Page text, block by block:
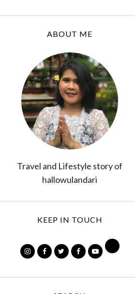
ABOUT ME
Travel and Lifestyle story of
hallowulandari
KEEP IN TOUCH